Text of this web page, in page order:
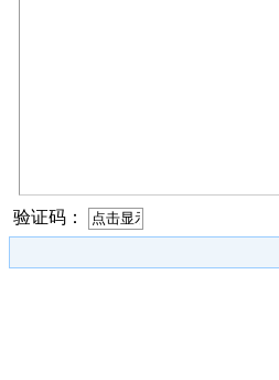
验证码：